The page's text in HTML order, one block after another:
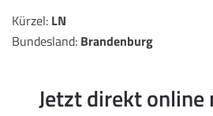
Kürzel: LN
Bundesland: Brandenburg
Jetzt direkt online